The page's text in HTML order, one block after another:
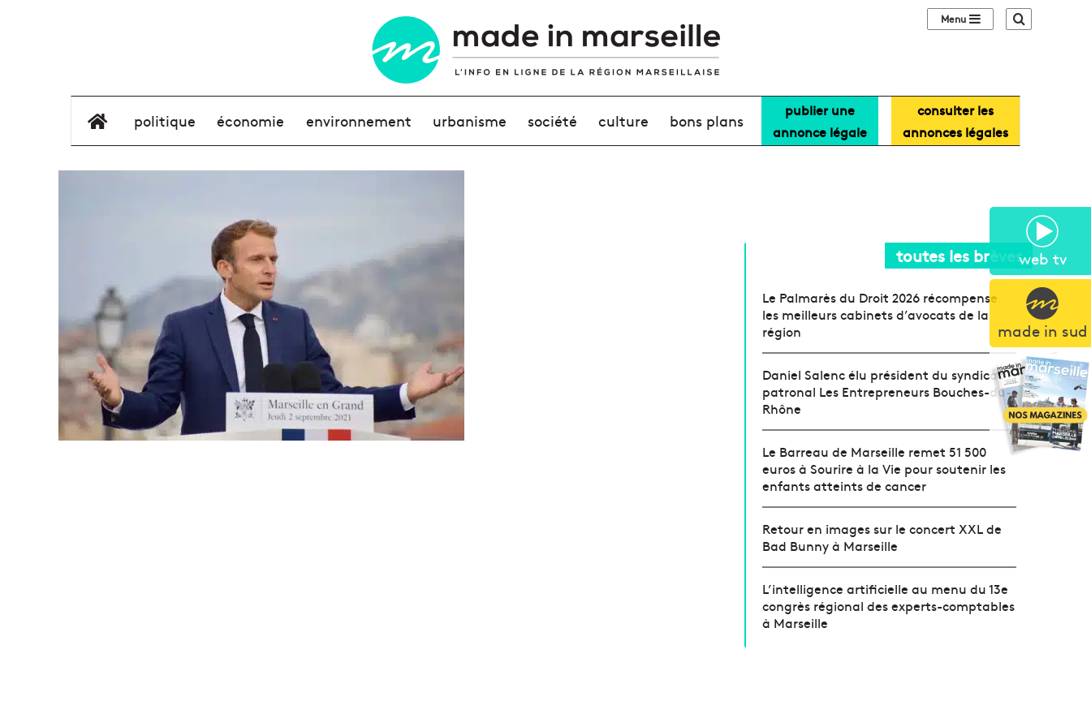
web tv
made in sud
Sidebar (barre
élément de menu
politique économie environnement urbanisme société culture bons plans
publier une
annonce légale
consulter les
annonces légales
toutes les brèves
Le Palmarès du Droit 2026 récompense
les meilleurs cabinets d’avocats de la
région
Daniel Salenc élu président du syndicat
patronal Les Entrepreneurs Bouches-du-
Rhône
Le Barreau de Marseille remet 51 500
euros à Sourire à la Vie pour soutenir les
enfants atteints de cancer
Retour en images sur le concert XXL de
Bad Bunny à Marseille
L’intelligence artificielle au menu du 13e
congrès régional des experts-comptables
à Marseille